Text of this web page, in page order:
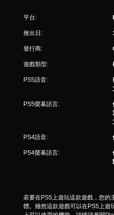
平台:
推出日:
發行商:
遊戲類型:
PS5語音:
PS5螢幕語言:
PS4語音:
PS4螢幕語言:
若要在PS5上遊玩這款遊戲，您的
體。雖然這款遊戲可以在PS5上遊